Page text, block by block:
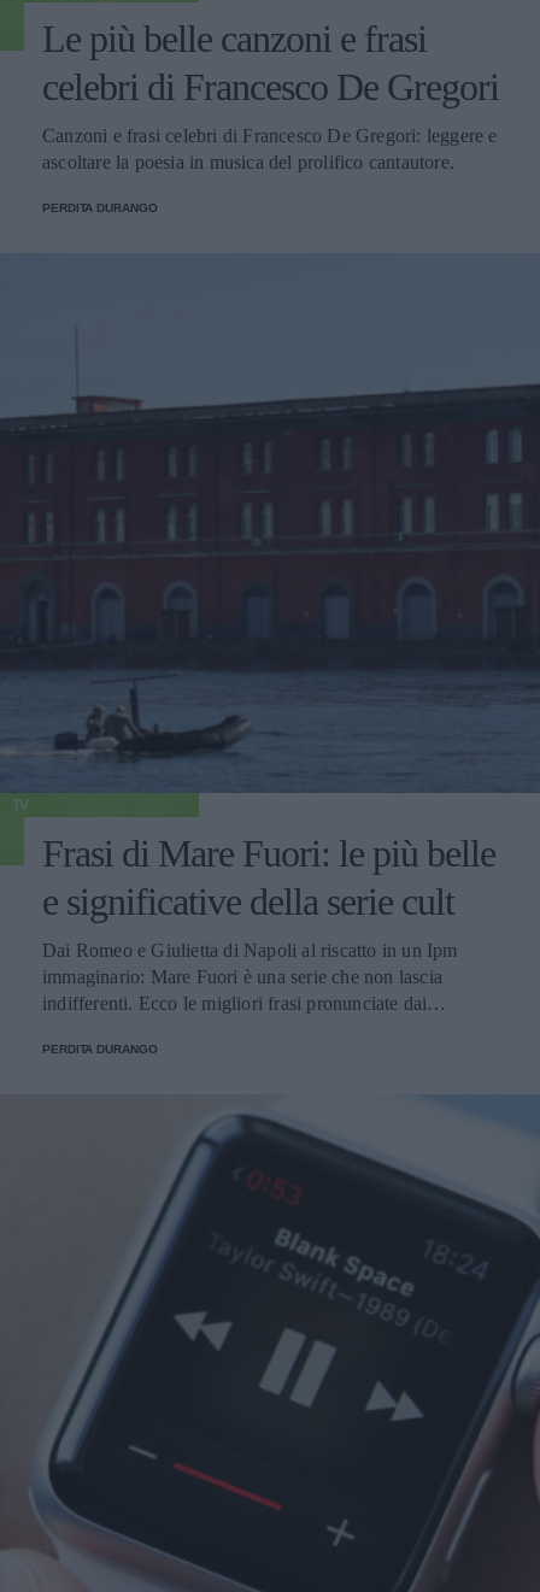
Le più belle canzoni e frasi
celebri di Francesco De Gregori
Canzoni e frasi celebri di Francesco De Gregori: leggere e
ascoltare la poesia in musica del prolifico cantautore.
PERDITA DURANGO
TV
Frasi di Mare Fuori: le più belle
e significative della serie cult
Dai Romeo e Giulietta di Napoli al riscatto in un Ipm
immaginario: Mare Fuori è una serie che non lascia
indifferenti. Ecco le migliori frasi pronunciate dai
PERDITA DURANGO